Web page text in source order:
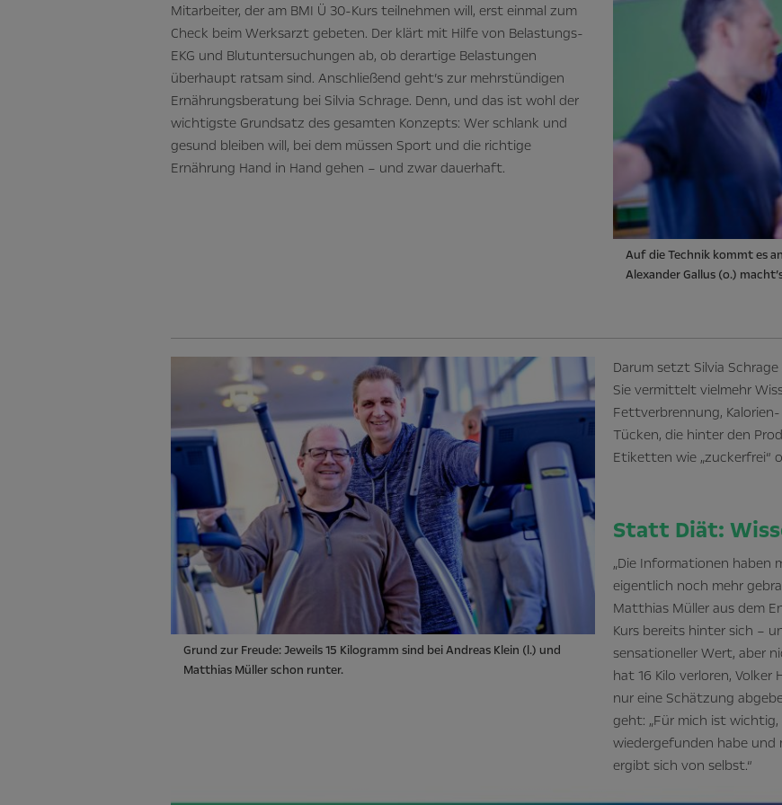
Mitarbeiter, der am BMI Ü 30-Kurs teilnehmen will, erst einmal zum
Check beim Werksarzt gebeten. Der klärt mit Hilfe von Belastungs-
EKG und Blutuntersuchungen ab, ob derartige Belastungen
überhaupt ratsam sind. Anschließend geht’s zur mehrstündigen
Ernährungsberatung bei Silvia Schrage. Denn, und das ist wohl der
wichtigste Grundsatz des gesamten Konzepts: Wer schlank und
gesund bleiben will, bei dem müssen Sport und die richtige
Ernährung Hand in Hand gehen – und zwar dauerhaft.
Auf die Technik kommt es
Alexander Gallus (o.)
Grund zur Freude: Jeweils 15 Kilogramm sind bei Andreas Klein (l.) und
Matthias Müller schon runter.
Darum setzt Silvia
Sie vermittelt vielmehr
Fettverbrennung,
Tücken, die hinter den
Etiketten wie „zuckerfrei“
Statt Diät:
„Die Informationen haben
eigentlich noch mehr
Matthias Müller aus dem
Kurs bereits hinter sich –
sensationeller Wert, aber
hat 16 Kilo verloren, Volker
nur eine Schätzung
geht: „Für mich ist
wiedergefunden habe und
ergibt sich von selbst.“